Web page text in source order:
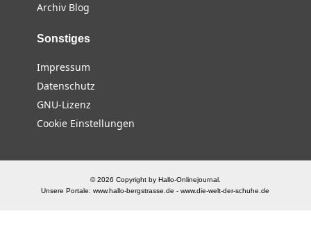
Archiv Blog
Sonstiges
Impressum
Datenschutz
GNU-Lizenz
Cookie Einstellungen
© 2026 Copyright by Hallo-Onlinejournal.
Unsere Portale:www.hallo-bergstrasse.de -www.die-welt-der-schuhe.de